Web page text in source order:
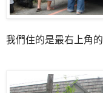
我們住的是最右上角的